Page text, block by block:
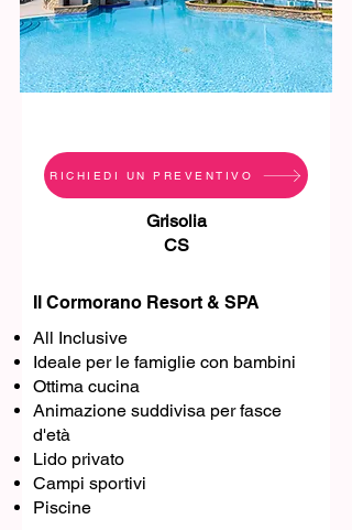
RICHIEDI UN PREVENTIVO
Grisolia
CS
Il Cormorano Resort & SPA
All Inclusive
Ideale per le famiglie con bambini
Ottima cucina
Animazione suddivisa per fasce
d'età
Lido privato
Campi sportivi
Piscine